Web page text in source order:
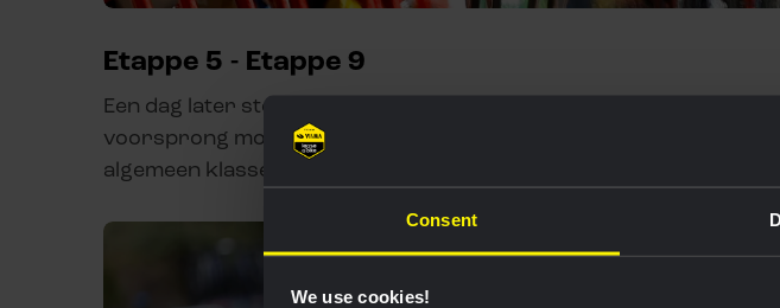
Consent
We use cookies!
Etappe 5 - Etappe 9
Een dag later stond Roglic zijn rode trui af nadat de vlucht van de
voorsprong mocht binnenkomen van het peloton. Hij staat
algemeen klassement.